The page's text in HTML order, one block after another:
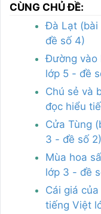
CÙNG CHỦ ĐỀ:
Đà Lạt (bài
đề số 4)
Đường vào
lớp 5 - đề
Chú sẻ và
đọc hiểu
Cửa Tùng
3 - đề số 2)
Mùa hoa
lớp 3 - đề
Cái giá
tiếng Việt